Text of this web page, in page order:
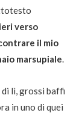
verso
il mio
marsupiale.
di lì, grossi baffi
in uno di quei